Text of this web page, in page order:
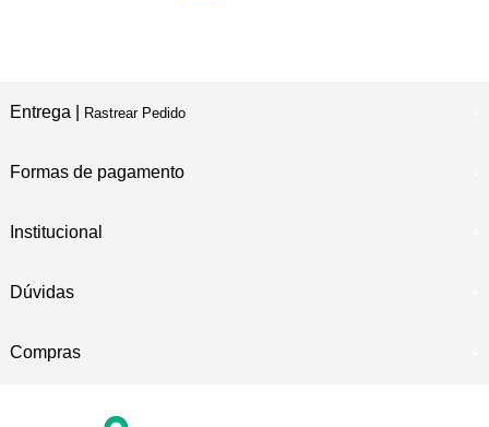
Entrega | Rastrear Pedido
Formas de pagamento
Institucional
Dúvidas
Compras